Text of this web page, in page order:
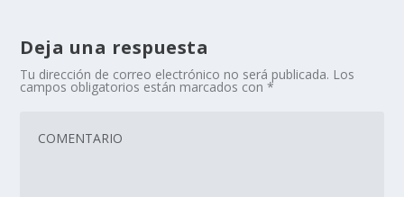
Deja una respuesta
Tu dirección de correo electrónico no será publicada. Los
campos obligatorios están marcados con*